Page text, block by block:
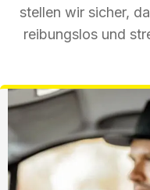
stellen wir sicher,
reibungslos und